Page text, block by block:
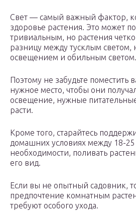
Свет — самый важный фактор,
здоровье растения. Это может
тривиальным, но растения
разницу между тусклым светом,
освещением и обильным светом.
Поэтому не забудьте поместить
нужное место, чтобы они
освещение, нужные
расти.
Кроме того, старайтесь
домашних условиях между 18-
необходимости, поливать
его вид.
Если вы не опытный садовник,
предпочтение комнатным
требуют особого ухода.